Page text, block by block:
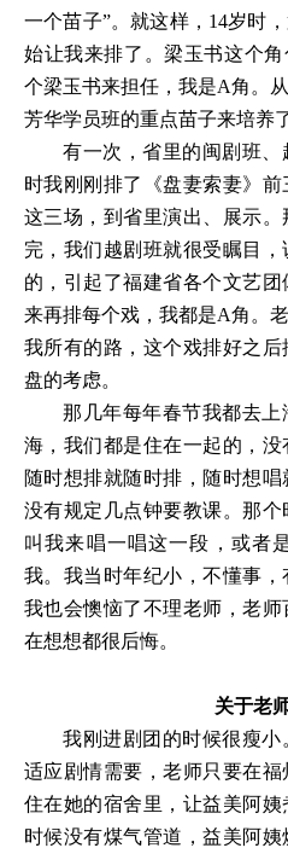
一个苗子”。就这样，14岁时
始让我来排了。梁玉书这个
个梁玉书来担任，我是A角。
芳华学员班的重点苗子来培养了
有一次，省里的闽剧班
时我刚刚排了《盘妻索妻》
这三场，到省里演出、展示
完，我们越剧班就很受瞩目
的，引起了福建省各个文艺
来再排每个戏，我都是A角。
我所有的路，这个戏排好之
盘的考虑。
那几年每年春节我都去
海，我们都是住在一起的，
随时想排就随时排，随时想
没有规定几点钟要教课。那
叫我来唱一唱这一段，或者
我。我当时年纪小，不懂事
我也会懊恼了不理老师，老
在想想都很后悔。
关于老
我刚进剧团的时候很瘦
适应剧情需要，老师只要在
住在她的宿舍里，让益美阿
时候没有煤气管道，益美阿